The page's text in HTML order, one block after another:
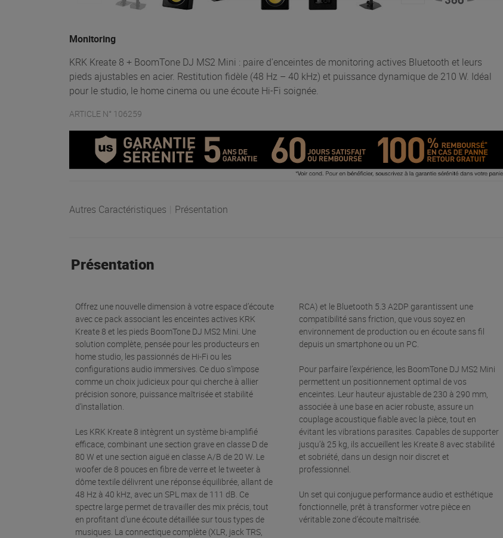
Monitoring
KRK Kreate 8 + BoomTone DJ MS2 Mini : paire d'enceintes de monitoring actives Bluetooth et leurs
pieds ajustables en acier. Restitution fidèle (48 Hz – 40 kHz) et puissance dynamique de 210 W. Idéal
pour le studio, le home cinema ou une écoute Hi-Fi soignée.
ARTICLE N° 106259
Autres Caractéristiques Présentation
Présentation
Offrez une nouvelle dimension à votre espace d’écoute
avec ce pack associant les enceintes actives KRK
Kreate 8 et les pieds BoomTone DJ MS2 Mini. Une
solution complète, pensée pour les producteurs en
home studio, les passionnés de Hi-Fi ou les
configurations audio immersives. Ce duo s’impose
comme un choix judicieux pour qui cherche à allier
précision sonore, puissance maîtrisée et stabilité
d’installation.
Les KRK Kreate 8 intègrent un système bi-amplifié
efficace, combinant une section grave en classe D de
80 W et une section aiguë en classe A/B de 20 W. Le
woofer de 8 pouces en fibre de verre et le tweeter à
dôme textile délivrent une réponse équilibrée, allant de
48 Hz à 40 kHz, avec un SPL max de 111 dB. Ce
spectre large permet de travailler des mix précis, tout
en profitant d’une écoute détaillée sur tous types de
musiques. La connectique complète (XLR, jack TRS,
RCA) et le Bluetooth 5.3 A2DP garantissent une
compatibilité sans friction, que vous soyez en
environnement de production ou en écoute sans fil
depuis un smartphone ou un PC.
Pour parfaire l’expérience, les BoomTone DJ MS2 Mini
permettent un positionnement optimal de vos
enceintes. Leur hauteur ajustable de 230 à 290 mm,
associée à une base en acier robuste, assure un
couplage acoustique fiable avec la pièce, tout en
évitant les vibrations parasites. Capables de supporter
jusqu’à 25 kg, ils accueillent les Kreate 8 avec stabilité
et sobriété, dans un design noir discret et
professionnel.
Un set qui conjugue performance audio et esthétique
fonctionnelle, prêt à transformer votre pièce en
véritable zone d’écoute maîtrisée.